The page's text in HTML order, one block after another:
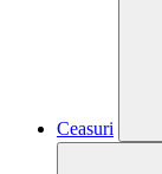
Ceasuri